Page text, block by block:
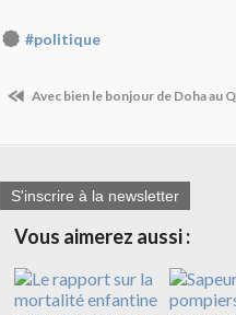
#politique
Avec bien le bonjour de Doha au
S'inscrire à la newsletter
Vous aimerez aussi :